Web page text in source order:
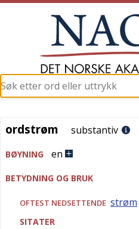
ordstrøm
ordstrøm substantiv
BØYNING en
BETYDNING OG BRUK
OFTEST NEDSETTENDE strøm
SITATER